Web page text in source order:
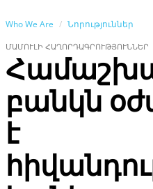
Who We Are Նորություններ
ՄԱՄՈՒԼԻ ՀԱՂՈՐԴԱԳՐՈՒԹՅՈՒՆՆԵՐ
բանկն
է